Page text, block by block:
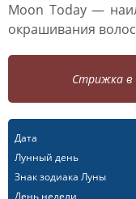
Moon Today —
окрашивания
Стрижка в
Дата
Лунный день
Знак зодиака Луны
День недели